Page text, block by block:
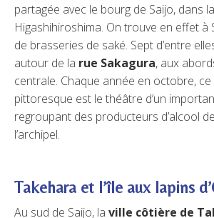
partagée avec le bourg de Saijo, dans
Higashihiroshima. On trouve en effet à
de brasseries de saké. Sept d’entre
autour de la rue Sakagura, aux
centrale. Chaque année en octobre,
pittoresque est le théâtre d’un
regroupant des producteurs d’alcool
l’archipel.
Takehara et l’île aux lapins
Au sud de Saijo, la ville côtière de